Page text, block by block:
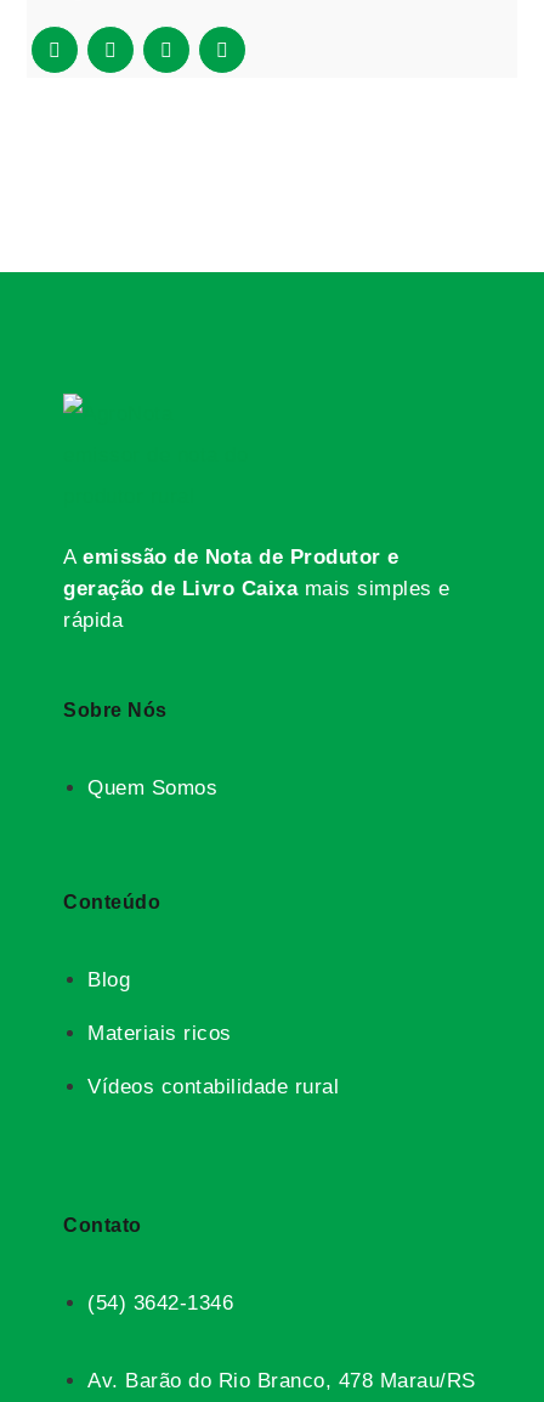
Aemissão de Nota de Produtor e
geração de Livro Caixamais simples e
rápida
Sobre Nós
Quem Somos
Conteúdo
Blog
Materiais ricos
Vídeos contabilidade rural
Contato
(54) 3642-1346
Av. Barão do Rio Branco, 478 Marau/RS